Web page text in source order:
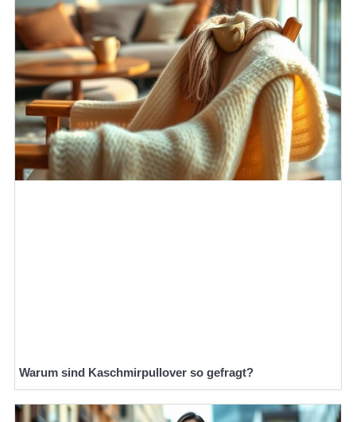
Warum sind Kaschmirpullover so gefragt?